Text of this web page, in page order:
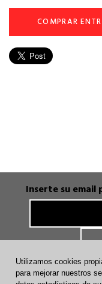
Utilizamos cookies
para mejorar nuestros
COMPRAR
Inserte su
En la ventana que